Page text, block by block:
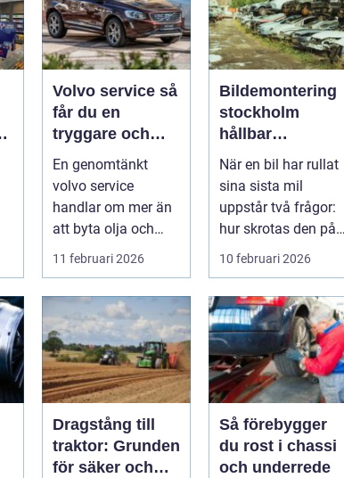
Volvo service så
får du en
tryggare och
mer hållbar
bilvardag
En genomtänkt
volvo service
handlar om mer än
att byta olja och
filter. För många
11 februari 2026
Bildemontering
stockholm
hållbar
bilskrotning och
smart
reservdelsjakt
När en bil har rullat
sina sista mil
uppstår två frågor:
hur skrotas den på
ett säkert sätt och
10 februari 2026
Dragstång till
traktor: Grunden
för säker och
Så förebygger
du rost i chassi
och underrede